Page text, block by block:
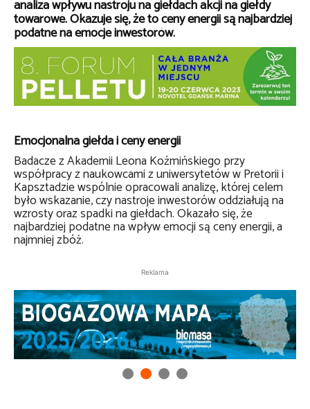
analiza wpływu nastroju na giełdach akcji na giełdy
towarowe. Okazuje się, że to ceny energii są najbardziej
podatne na emocje inwestorów.
Emocjonalna giełda i ceny energii
Badacze z Akademii Leona Koźmińskiego przy
współpracy z naukowcami z uniwersytetów w Pretorii i
Kapsztadzie wspólnie opracowali analizę, której celem
było wskazanie, czy nastroje inwestorów oddziałują na
wzrosty oraz spadki na giełdach. Okazało się, że
najbardziej podatne na wpływ emocji są ceny energii, a
najmniej zbóż.
Reklama